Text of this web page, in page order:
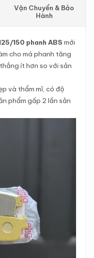
Vận Chuyển & Bảo
Hành
150 phanh ABS mới
cho má phanh tăng
ít hơn so với sản
và thẩm mĩ, có độ
phẩm gấp 2 lần sản